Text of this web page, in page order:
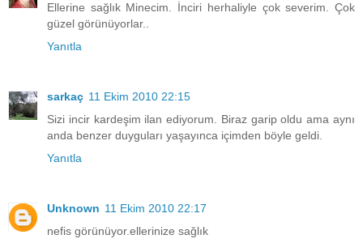
Ellerine sağlık Minecim. İnciri herhaliyle çok severim. Çok
güzel görünüyorlar..
Yanıtla
sarkaç 11 Ekim 2010 22:15
Sizi incir kardeşim ilan ediyorum. Biraz garip oldu ama aynı
anda benzer duyguları yaşayınca içimden böyle geldi.
Yanıtla
Unknown 11 Ekim 2010 22:17
nefis görünüyor.ellerinize sağlık